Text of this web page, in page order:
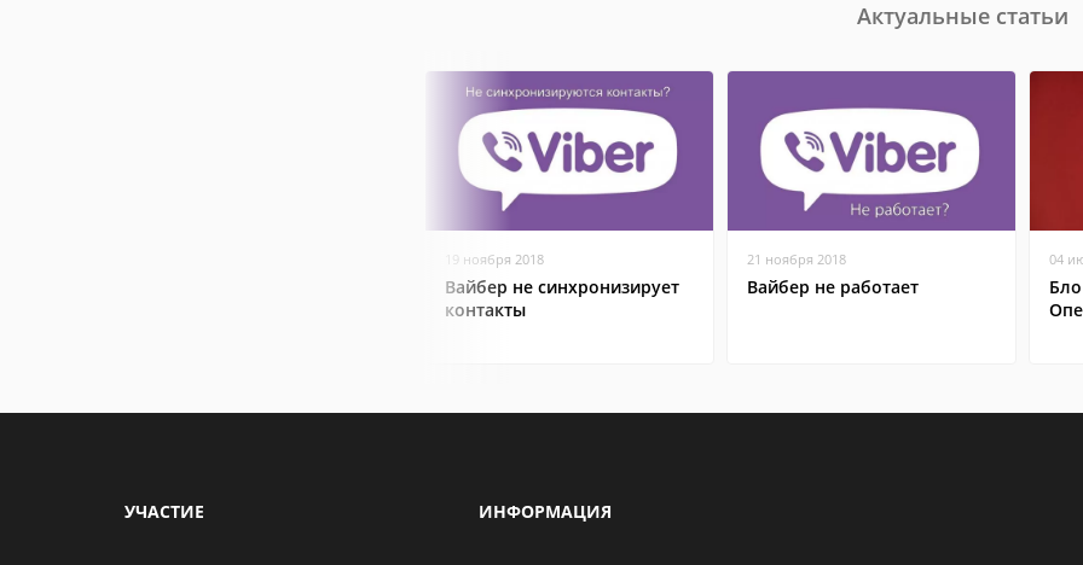
Актуальные статьи
19 ноября 2018
Вайбер не синхронизирует
контакты
21 ноября 2018
Вайбер не работает
04
УЧАСТИЕ ИНФОРМАЦИЯ